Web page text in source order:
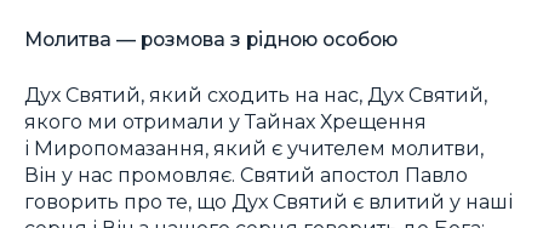
Молитва — розмова з рідною особою
Дух Святий, який сходить на нас, Дух Святий,
якого ми отримали у Тайнах Хрещення
і Миропомазання, який є учителем молитви,
Він у нас промовляє. Святий апостол Павло
говорить про те, що Дух Святий є влитий у наші